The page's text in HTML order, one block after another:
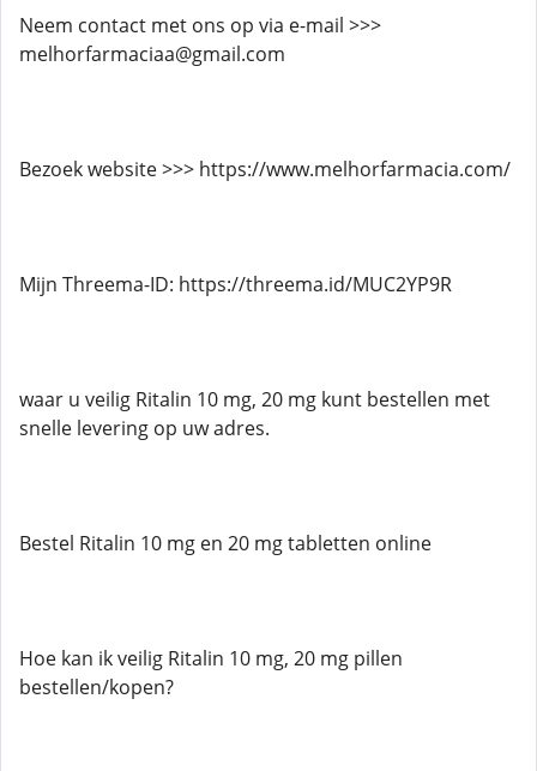
Neem contact met ons op via e-mail >>>
melhorfarmaciaa@gmail.com
Bezoek website >>> https://www.melhorfarmacia.com/
Mijn Threema-ID: https://threema.id/MUC2YP9R
waar u veilig Ritalin 10 mg, 20 mg kunt bestellen met
snelle levering op uw adres.
Bestel Ritalin 10 mg en 20 mg tabletten online
Hoe kan ik veilig Ritalin 10 mg, 20 mg pillen
bestellen/kopen?